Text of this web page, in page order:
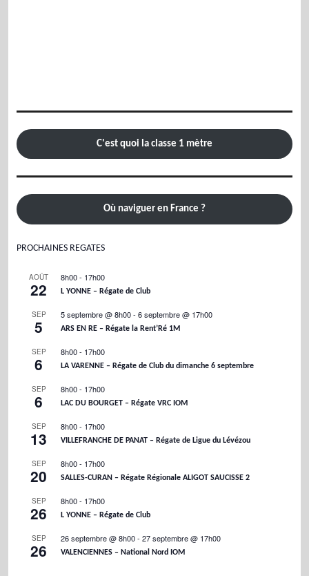
C'est quoi la classe 1 mètre
Où naviguer en France ?
PROCHAINES REGATES
AOÛT
22
8h00- 17h00
L YONNE – Régate de Club
SEP
5
5 septembre @ 8h00- 6 septembre @ 17h00
ARS EN RE – Régate la Rent’Ré 1M
SEP
6
8h00- 17h00
LA VARENNE – Régate de Club du dimanche 6 septembre
SEP
6
8h00- 17h00
LAC DU BOURGET – Régate VRC IOM
SEP
13
8h00- 17h00
VILLEFRANCHE DE PANAT – Régate de Ligue du Lévézou
SEP
20
8h00- 17h00
SALLES-CURAN – Régate Régionale ALIGOT SAUCISSE 2
SEP
26
8h00- 17h00
L YONNE – Régate de Club
SEP
26
26 septembre @ 8h00- 27 septembre @ 17h00
VALENCIENNES – National Nord IOM